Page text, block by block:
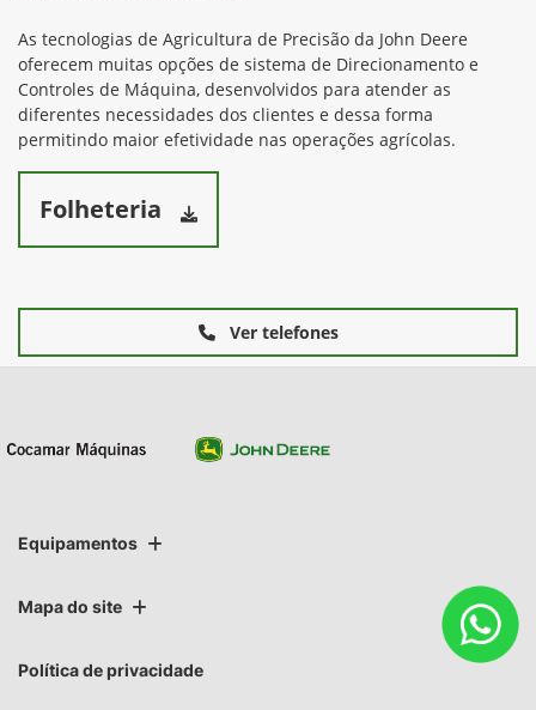
As tecnologias de Agricultura de Precisão da John Deere
oferecem muitas opções de sistema de Direcionamento e
Controles de Máquina, desenvolvidos para atender as
diferentes necessidades dos clientes e dessa forma
permitindo maior efetividade nas operações agrícolas.
Folheteria
Ver telefones
Equipamentos
Mapa do site
Política de privacidade